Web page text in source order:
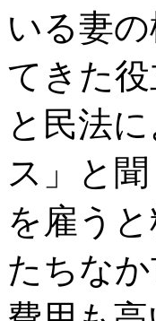
いる妻
てきた
と民法
ス」と
を雇う
たちな